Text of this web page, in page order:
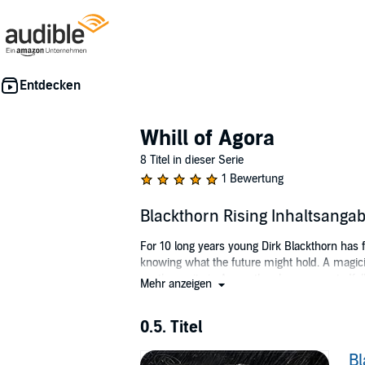
Whill of Agora
8 Titel in dieser Serie
1 Bewertung
Blackthorn Rising
For 10 long years young Dirk Blackthorn
knowing what the future might hold. A
southern city in Agora, they have come to
Thad descends deeper into his drunken
Featuring two of Legends of Agora's most
Mehr anzeigen
0.5. Titel